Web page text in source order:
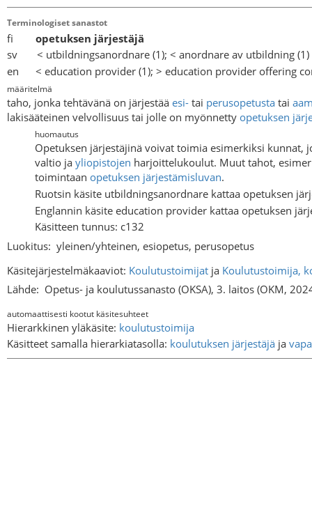
Terminologiset sanastot
fi opetuksen järjestäjä
sv < utbildningsanordnare (1); < anordnare av utbildning (1)
en < education provider (1); > education provider offering
määritelmä
taho, jonka tehtävänä on järjestää esi- tai perusopetusta tai
lakisääteinen velvollisuus tai jolle on myönnetty opetuksen
huomautus
Opetuksen järjestäjinä voivat toimia esimerkiksi kunnat,
valtio ja yliopistojen harjoittelukoulut. Muut tahot,
toimintaan opetuksen järjestämisluvan.
Ruotsin käsite utbildningsanordnare kattaa opetuksen
Englannin käsite education provider kattaa opetuksen
Käsitteen tunnus: c132
Luokitus: yleinen/yhteinen, esiopetus, perusopetus
Käsitejärjestelmäkaaviot: Koulutustoimijat ja Koulutustoimija,
Lähde: Opetus- ja koulutussanasto (OKSA), 3. laitos (OKM,
automaattisesti kootut käsitesuhteet
Hierarkkinen yläkäsite: koulutustoimija
Käsitteet samalla hierarkiatasolla: koulutuksen järjestäjä ja